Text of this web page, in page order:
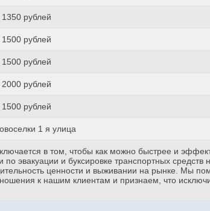
1350 рублей
1500 рублей
1500 рублей
2000 рублей
1500 рублей
1 я улица
в том, чтобы как можно быстрее и
эвакуации и буксировке транспортных средств
ценности и выживании на рынке. Мы
к нашим клиентам и признаем, что